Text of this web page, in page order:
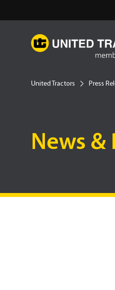
United Tractors Press
News &